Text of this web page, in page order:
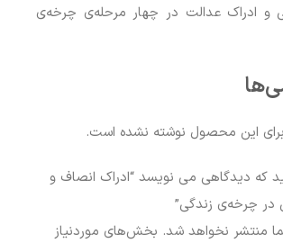
و ادراک عدالت در چهار مرحله‌ی چرخه‌ی
این محصول نوشته نشده است.
که دیدگاهی می نویسد “ادراک انصاف و
در چرخه‌ی زندگی”
منتشر نخواهد شد. بخش‌های موردنیاز